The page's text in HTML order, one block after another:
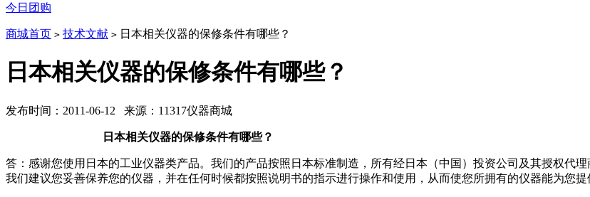
今日团购
商城首页 > 技术文献 > 日本相关仪器的保修条件有哪些？
日本相关仪器的保修条件有哪些？
发布时间：2011-06-12 来源：11317仪器商城
日本相关仪器的保修条件有哪些？
答：感谢您使用日本的工业仪器类产品。我们的产品按照日本标准制造，所有经日本（中国）投资公司及其授权代理
我们建议您妥善保养您的仪器，并在任何时候都按照说明书的指示进行操作和使用，从而使您所拥有的仪器能为您提